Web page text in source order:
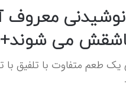
معروف
می
یک طعم متفاوت با تلفیق با